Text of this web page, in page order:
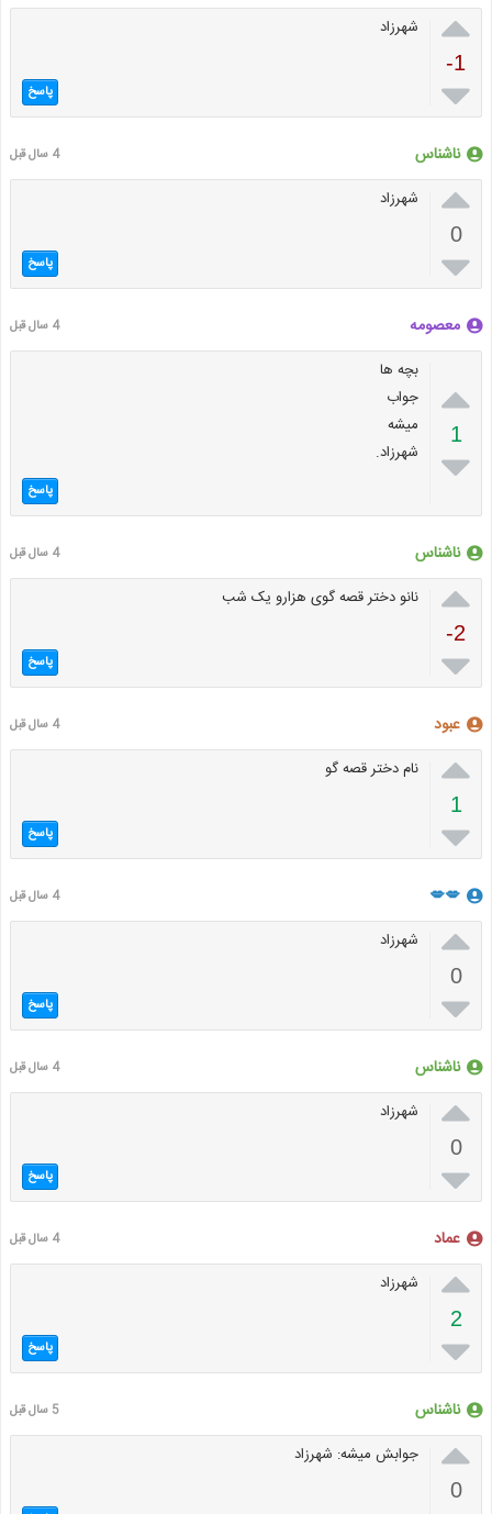

-1

شهرزاد
پاسخ
ناشناس 4 سال قبل

0

شهرزاد
پاسخ
معصومه 4 سال قبل

1

بچه ها
جواب
میشه
شهرزاد.
پاسخ
ناشناس 4 سال قبل

-2

نانو دختر قصه گوی هزارو یک شب
پاسخ
عبود 4 سال قبل

1

نام دختر قصه گو
پاسخ
💋💋 4 سال قبل

0

شهرزاد
پاسخ
ناشناس 4 سال قبل

0

شهرزاد
پاسخ
عماد 4 سال قبل

2

شهرزاد
پاسخ
ناشناس 5 سال قبل

0
جوابش میشه: شهرزاد